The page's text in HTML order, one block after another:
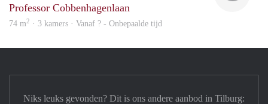
Professor Cobbenhagenlaan
74 m2 · 3 kamers · Vanaf ? - Onbepaalde tijd
Niks leuks gevonden? Dit is ons andere aanbod in Tilburg: